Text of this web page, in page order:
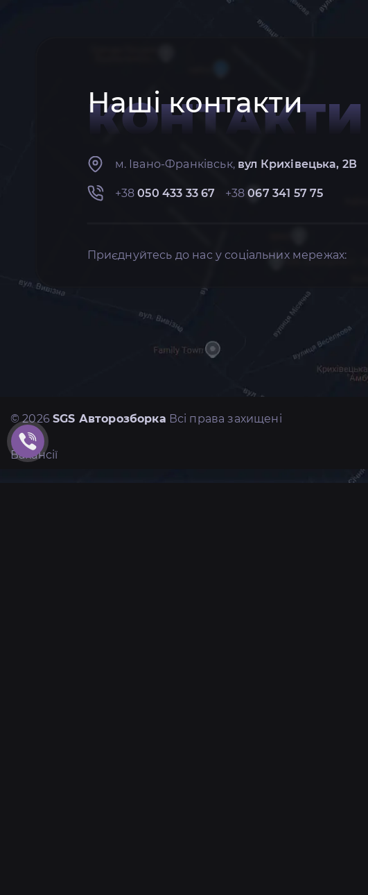
Наші контакти
КОНТАКТИ
м. Івано-Франківськ, вул Крихівецька, 2В
+38050 433 33 67 +38067 341 57 75
Приєднуйтесь до нас у соціальних мережах:
© 2026SGS Авторозборка Всі права захищені
Вакансії